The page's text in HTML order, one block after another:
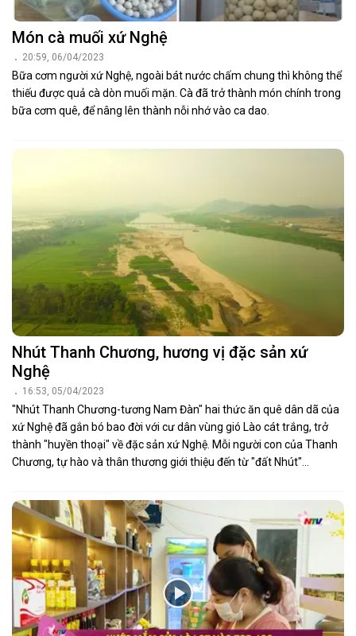
Món cà muối xứ Nghệ
20:59, 06/04/2023
Bữa cơm người xứ Nghệ, ngoài bát nước chấm chung thì không thể
thiếu được quả cà dòn muối mặn. Cà đã trở thành món chính trong
bữa cơm quê, để nâng lên thành nỗi nhớ vào ca dao.
Nhút Thanh Chương, hương vị đặc sản xứ
Nghệ
16:53, 05/04/2023
"Nhút Thanh Chương-tương Nam Đàn" hai thức ăn quê dân dã của
xứ Nghệ đã gắn bó bao đời với cư dân vùng gió Lào cát trắng, trở
thành "huyền thoại" về đặc sản xứ Nghệ. Mỗi người con của Thanh
Chương, tự hào và thân thương giới thiệu đến từ "đất Nhút"...